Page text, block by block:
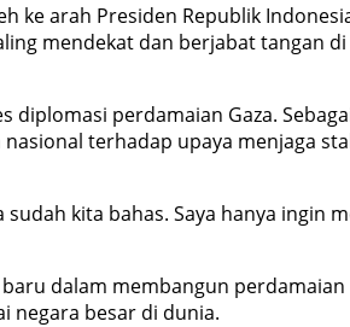
ke arah Presiden Republik
mendekat dan berjabat tangan
perdamaian Gaza.
terhadap upaya menjaga
kita bahas. Saya hanya ingin
dalam membangun
negara besar di dunia.